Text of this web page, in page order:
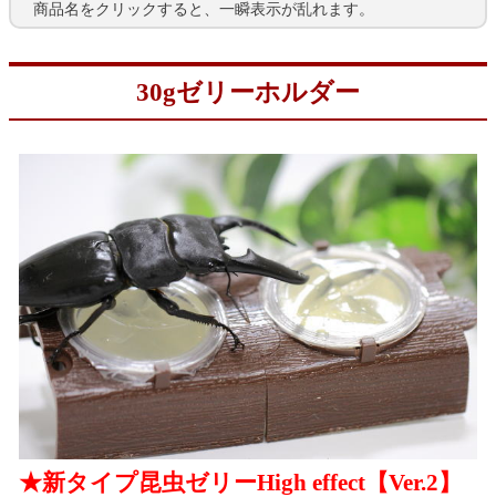
商品名をクリックすると、一瞬表示が乱れます。
30gゼリーホルダー
★新タイプ昆虫ゼリーHigh effect【Ver.2】